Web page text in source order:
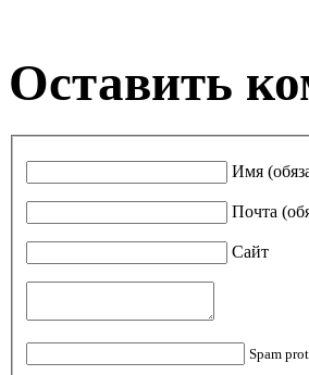
Оставить
Имя
Почта
Сайт
Spam